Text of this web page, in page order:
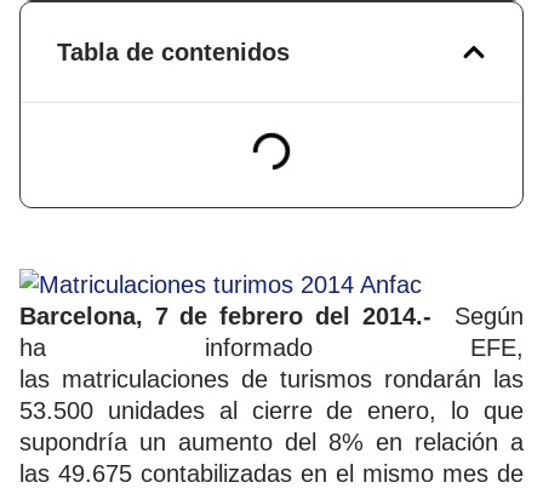
Tabla de contenidos
Barcelona, 7 de febrero del 2014.- Según
ha informado EFE,
las matriculaciones de turismos rondarán las
53.500 unidades al cierre de enero, lo que
supondría un aumento del 8% en relación a
las 49.675 contabilizadas en el mismo mes de